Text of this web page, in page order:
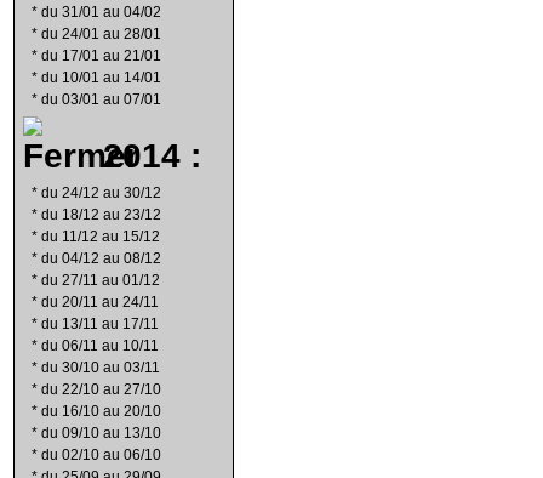
* du 31/01 au 04/02
* du 24/01 au 28/01
* du 17/01 au 21/01
* du 10/01 au 14/01
* du 03/01 au 07/01
2014 :
* du 24/12 au 30/12
* du 18/12 au 23/12
* du 11/12 au 15/12
* du 04/12 au 08/12
* du 27/11 au 01/12
* du 20/11 au 24/11
* du 13/11 au 17/11
* du 06/11 au 10/11
* du 30/10 au 03/11
* du 22/10 au 27/10
* du 16/10 au 20/10
* du 09/10 au 13/10
* du 02/10 au 06/10